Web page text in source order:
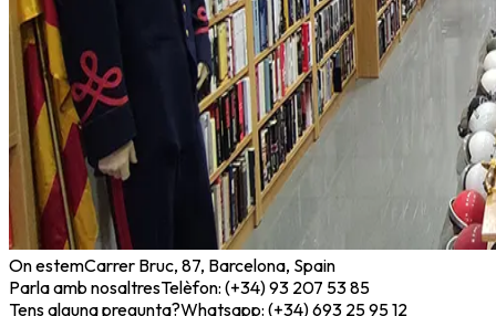
On estemCarrer Bruc, 87, Barcelona, Spain
Parla amb nosaltresTelèfon: (+34) 93 207 53 85
Tens alguna pregunta?Whatsapp: (+34) 693 25 95 12